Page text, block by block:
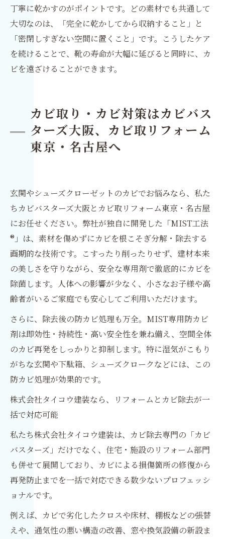
丁寧に乾かすのがポイントです。どの素材でも共通して
大切なのは、「完全に乾かしてから収納すること」と
「密閉しすぎない空間に置くこと」です。こうしたケア
を続けることで、靴の寿命が大幅に延びると同時に、カ
ビを遠ざけることができます。
カビ取り・カビ対策はカビバス
ターズ大阪、カビ取リフォーム
東京・名古屋へ
玄関やシューズクローゼットのカビでお悩みなら、私た
ちカビバスターズ大阪とカビ取リフォーム東京・名古屋
にお任せください。弊社が独自に開発した「MIST工法
®」は、素材を傷めずにカビを根こそぎ分解・除去する
画期的な技術です。こすったり削ったりせず、建材本来
の美しさを守りながら、安全な専用剤で徹底的にカビを
除菌します。人体への影響が少なく、小さなお子様や高
齢者がいるご家庭でも安心してご利用いただけます。
さらに、除去後の防カビ処理も万全。MIST専用防カビ
剤は即効性・持続性・高い安全性を兼ね備え、空間全体
のカビ再発をしっかりと抑制します。特に湿気がこもり
がちな玄関や下駄箱、シューズクロークなどには、この
防カビ処理が効果的です。
株式会社タイコウ建装なら、リフォームとカビ除去が一
括で対応可能
私たち株式会社タイコウ建装は、カビ除去専門の「カビ
バスターズ」だけでなく、住宅・施設のリフォーム部門
も併せて展開しており、カビによる損傷箇所の修復から
再発防止までを一括で対応できる数少ないプロフェッシ
ョナルです。
例えば、カビで劣化したクロスや床材、棚板などの張替
えや、通気性の悪い構造の改善、窓や換気設備の新設ま